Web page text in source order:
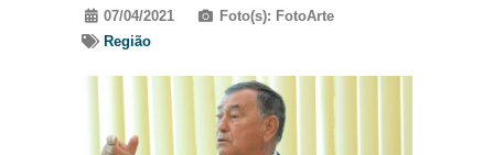
07/04/2021
Foto(s): FotoArte
Região